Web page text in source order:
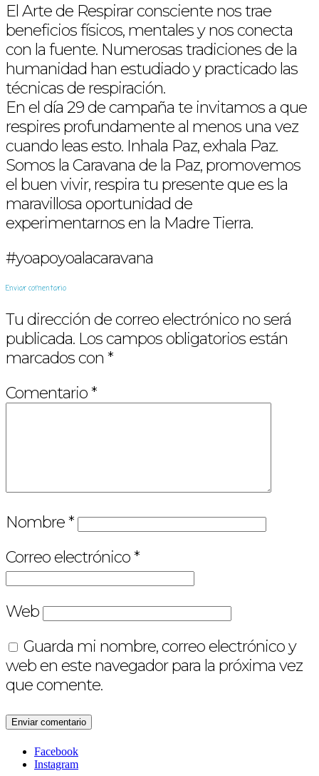
El Arte de Respirar consciente nos trae
beneficios físicos, mentales y nos conecta
con la fuente. Numerosas tradiciones de la
humanidad han estudiado y practicado las
técnicas de respiración.
En el día 29 de campaña te invitamos a que
respires profundamente al menos una vez
cuando leas esto. Inhala Paz, exhala Paz.
Somos la Caravana de la Paz, promovemos
el buen vivir, respira tu presente que es la
maravillosa oportunidad de
experimentarnos en la Madre Tierra.
#yoapoyoalacaravana
Enviar comentario
Tu dirección de correo electrónico no será
publicada. Los campos obligatorios están
marcados con *
Comentario*
Nombre*
Correo electrónico*
Web
Guarda mi nombre, correo electrónico y
web en este navegador para la próxima vez
que comente.
Facebook
Instagram